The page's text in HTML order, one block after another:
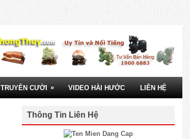
TRUYÊN CƯỜI » VIDEO HÀI HƯỚC LIÊN HỆ
Thông Tin Liên Hệ